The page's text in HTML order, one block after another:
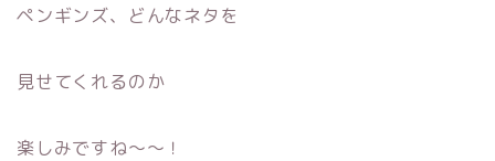
ペンギンズ、どんなネタを
見せてくれるのか
楽しみですね〜〜！